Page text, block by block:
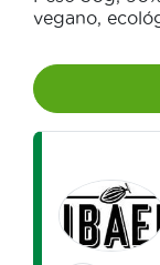
vegano,